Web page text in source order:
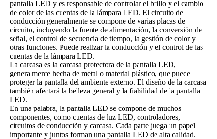
pantalla LED y es responsable de controlar el brillo y el cambio
de color de las cuentas de la lámpara LED. El circuito de
conducción generalmente se compone de varias placas de
circuito, incluyendo la fuente de alimentación, la conversión de
señal, el control de secuencia de tiempo, la gestión de color y
otras funciones. Puede realizar la conducción y el control de las
cuentas de la lámpara LED.
La carcasa es la carcasa protectora de la pantalla LED,
generalmente hecha de metal o material plástico, que puede
proteger la pantalla del ambiente externo. El diseño de la carcasa
también afectará la belleza general y la fiabilidad de la pantalla
LED.
En una palabra, la pantalla LED se compone de muchos
componentes, como cuentas de luz LED, controladores,
circuitos de conducción y carcasa. Cada parte juega un papel
importante y juntos forman una pantalla LED de alta calidad.